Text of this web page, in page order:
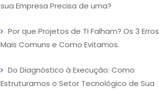
sua Empresa Precisa de uma?
Por que Projetos de TI Falham? Os 3 Erros
Mais Comuns e Como Evitamos.
Do Diagnóstico à Execução: Como
Estruturamos o Setor Tecnológico de Sua